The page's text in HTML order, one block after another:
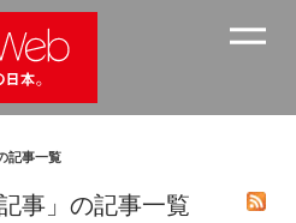
記事一覧
事」の記事一覧